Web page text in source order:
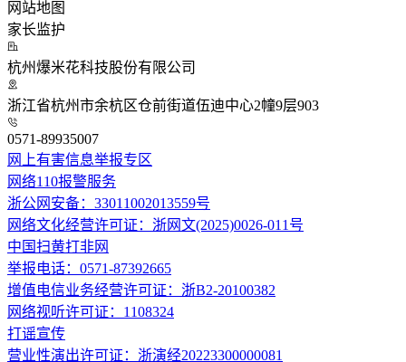
网站地图
家长监护
杭州爆米花科技股份有限公司
浙江省杭州市余杭区仓前街道伍迪中心2幢9层903
0571-89935007
网上有害信息举报专区
网络110报警服务
浙公网安备：33011002013559号
网络文化经营许可证：浙网文(2025)0026-011号
中国扫黄打非网
举报电话：0571-87392665
增值电信业务经营许可证：浙B2-20100382
网络视听许可证：1108324
打谣宣传
营业性演出许可证：浙演经20223300000081